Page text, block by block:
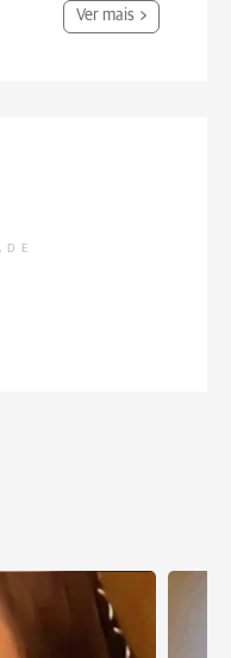
Ver mais